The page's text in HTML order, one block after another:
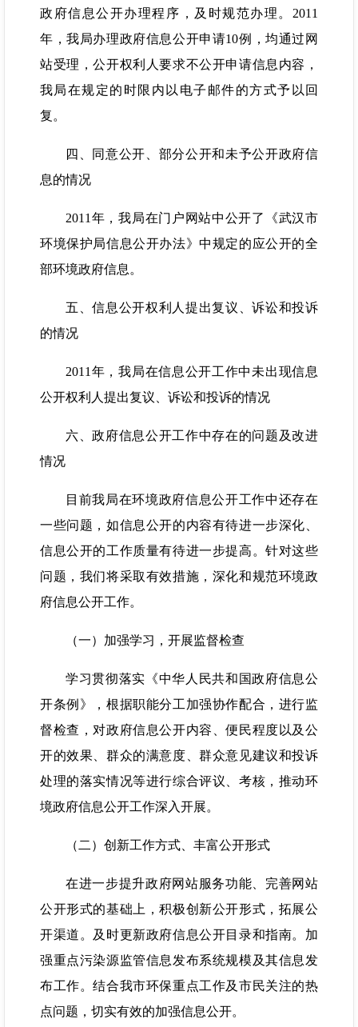
政府信息公开办理程序，及时规范办理。2011
年，我局办理政府信息公开申请10例，均通过网
站受理，公开权利人要求不公开申请信息内容，
我局在规定的时限内以电子邮件的方式予以回
复。
四、同意公开、部分公开和未予公开政府信
息的情况
2011年，我局在门户网站中公开了《武汉市
环境保护局信息公开办法》中规定的应公开的全
部环境政府信息。
五、信息公开权利人提出复议、诉讼和投诉
的情况
2011年，我局在信息公开工作中未出现信息
公开权利人提出复议、诉讼和投诉的情况
六、政府信息公开工作中存在的问题及改进
情况
目前我局在环境政府信息公开工作中还存在
一些问题，如信息公开的内容有待进一步深化、
信息公开的工作质量有待进一步提高。针对这些
问题，我们将采取有效措施，深化和规范环境政
府信息公开工作。
（一）加强学习，开展监督检查
学习贯彻落实《中华人民共和国政府信息公
开条例》，根据职能分工加强协作配合，进行监
督检查，对政府信息公开内容、便民程度以及公
开的效果、群众的满意度、群众意见建议和投诉
处理的落实情况等进行综合评议、考核，推动环
境政府信息公开工作深入开展。
（二）创新工作方式、丰富公开形式
在进一步提升政府网站服务功能、完善网站
公开形式的基础上，积极创新公开形式，拓展公
开渠道。及时更新政府信息公开目录和指南。加
强重点污染源监管信息发布系统规模及其信息发
布工作。结合我市环保重点工作及市民关注的热
点问题，切实有效的加强信息公开。